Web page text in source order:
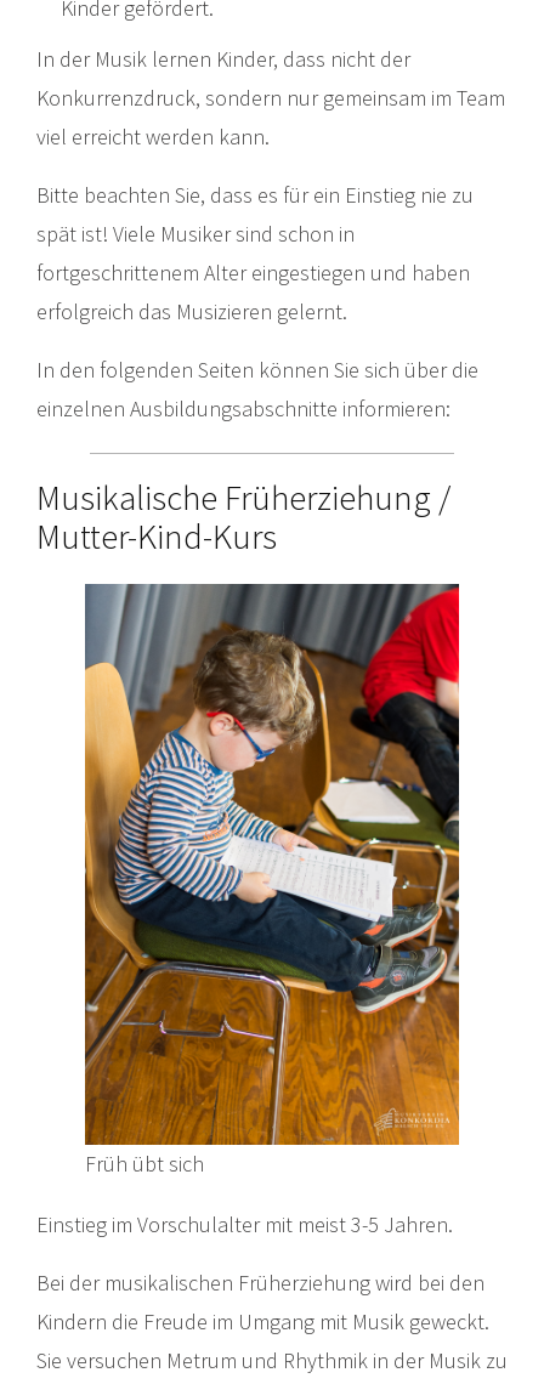
Kinder gefördert.
In der Musik lernen Kinder, dass nicht der
Konkurrenzdruck, sondern nur gemeinsam im Team
viel erreicht werden kann.
Bitte beachten Sie, dass es für ein Einstieg nie zu
spät ist! Viele Musiker sind schon in
fortgeschrittenem Alter eingestiegen und haben
erfolgreich das Musizieren gelernt.
In den folgenden Seiten können Sie sich über die
einzelnen Ausbildungsabschnitte informieren:
Musikalische Früherziehung /
Mutter-Kind-Kurs
Früh übt sich
Einstieg im Vorschulalter mit meist 3-5 Jahren.
Bei der musikalischen Früherziehung wird bei den
Kindern die Freude im Umgang mit Musik geweckt.
Sie versuchen Metrum und Rhythmik in der Musik zu